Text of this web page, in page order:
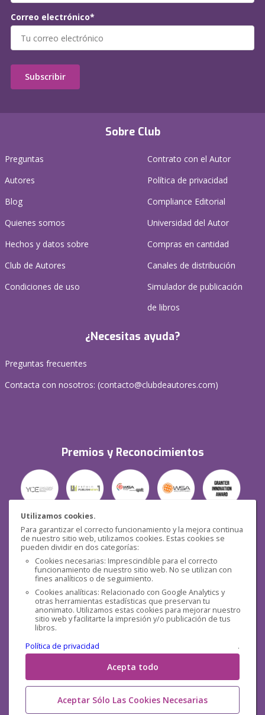
Utilizamos cookies.
Para garantizar el correcto funcionamiento y la mejora continua
de nuestro sitio web, utilizamos cookies. Estas cookies se
pueden dividir en dos categorías:
Cookies necesarias: Imprescindible para el correcto
funcionamiento de nuestro sitio web. No se utilizan con
fines analíticos o de seguimiento.
Cookies analíticas: Relacionado con Google Analytics y
otras herramientas estadísticas que preservan tu
anonimato. Utilizamos estas cookies para mejorar nuestro
sitio web y facilitarte la impresión y/o publicación de tus
libros.
Política de privacidad
.
Acepta todo
Aceptar Sólo Las Cookies Necesarias
Sobre Club
Preguntas
Autores
Blog
Quienes somos
Hechos y datos sobre
Club de Autores
Condiciones de uso
Contrato con el Autor
Política de privacidad
Compliance Editorial
Universidad del Autor
Compras en cantidad
Canales de distribución
Simulador de publicación
de libros
¿Necesitas ayuda?
Preguntas frecuentes
Contacta con nosotros: (contacto@clubdeautores.com)
Premios y Reconocimientos
Seguridad
Redes sociales
Correo electrónico*
Subscribir